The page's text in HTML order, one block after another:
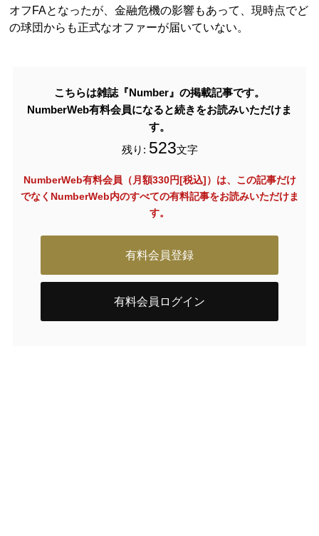
オフFAとなったが、金融危機の影響もあって、現時点でど
の球団からも正式なオファーが届いていない。
こちらは雑誌『Number』の掲載記事です。
NumberWeb有料会員になると続きをお読みいただけま
す。
残り: 523文字
NumberWeb有料会員（月額330円[税込]）は、この記事だけ
でなく NumberWeb内のすべての有料記事をお読みいただけま
す。
有料会員登録
有料会員ログイン